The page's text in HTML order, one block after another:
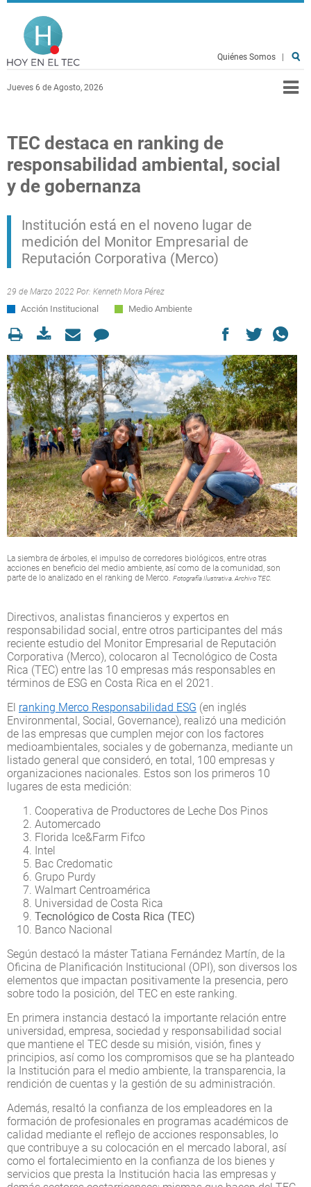
Pasar al contenido principal
Jueves 6 de Agosto, 2026
Quiénes Somos
TEC destaca en ranking de
responsabilidad ambiental, social
y de gobernanza
Institución está en el noveno lugar de
medición del Monitor Empresarial de
Reputación Corporativa (Merco)
29 de Marzo 2022 Por: Kenneth Mora Pérez
Acción Institucional Medio Ambiente
La siembra de árboles, el impulso de corredores biológicos, entre otras
acciones en beneficio del medio ambiente, así como de la comunidad, son
parte de lo analizado en el ranking de Merco. Fotografía Ilustrativa. Archivo TEC.
Directivos, analistas financieros y expertos en
responsabilidad social, entre otros participantes del más
reciente estudio del Monitor Empresarial de Reputación
Corporativa (Merco), colocaron al Tecnológico de Costa
Rica (TEC) entre las 10 empresas más responsables en
términos de ESG en Costa Rica en el 2021.
El ranking Merco Responsabilidad ESG (en inglés
Environmental, Social, Governance), realizó una medición
de las empresas que cumplen mejor con los factores
medioambientales, sociales y de gobernanza, mediante un
listado general que consideró, en total, 100 empresas y
organizaciones nacionales. Estos son los primeros 10
lugares de esta medición:
Cooperativa de Productores de Leche Dos Pinos
Automercado
Florida Ice&Farm Fifco
Intel
Bac Credomatic
Grupo Purdy
Walmart Centroamérica
Universidad de Costa Rica
Tecnológico de Costa Rica (TEC)
Banco Nacional
Según destacó la máster Tatiana Fernández Martín, de la
Oficina de Planificación Institucional (OPI), son diversos los
elementos que impactan positivamente la presencia, pero
sobre todo la posición, del TEC en este ranking.
En primera instancia destacó la importante relación entre
universidad, empresa, sociedad y responsabilidad social
que mantiene el TEC desde su misión, visión, fines y
principios, así como los compromisos que se ha planteado
la Institución para el medio ambiente, la transparencia, la
rendición de cuentas y la gestión de su administración.
Además, resaltó la confianza de los empleadores en la
formación de profesionales en programas académicos de
calidad mediante el reflejo de acciones responsables, lo
que contribuye a su colocación en el mercado laboral, así
como el fortalecimiento en la confianza de los bienes y
servicios que presta la Institución hacia las empresas y